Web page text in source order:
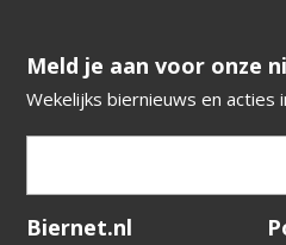
​​​​​​​Meld je aan voor onze
Wekelijks biernieuws en acties
Verification code:
Biernet.nl